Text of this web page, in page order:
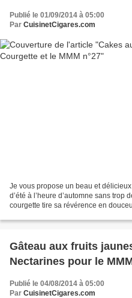
Publié le 01/09/2014 à 05:00
Par CuisinetCigares.com
Je vous propose un beau et
d’été à l’heure d’automne sans trop
courgette tire sa révérence en
Gâteau aux fruits
Nectarines pour le
Publié le 04/08/2014 à 05:00
Par CuisinetCigares.com